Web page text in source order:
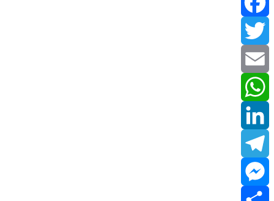
Facebook
Twitter
Email
WhatsApp
LinkedIn
Telegram